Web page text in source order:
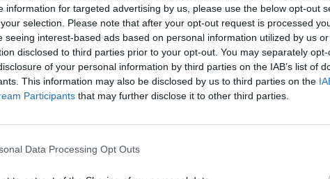
information for targeted advertising by us, please use the below opt-out
selection. Please note that after your opt-out request is processed
seeing interest-based ads based on personal information utilized by us
disclosed to third parties prior to your opt-out. You may separately
of your personal information by third parties on the IAB’s list of
This information may also be disclosed by us to third parties on the
Participants that may further disclose it to other third parties.
Data Processing Opt Outs
Publicidad